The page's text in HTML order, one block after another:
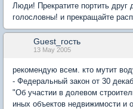
Люди! Прекратите портить друг
голословны! и прекращайте
Guest_гость
13 May 2005
рекомендую всем. кто мутит
- Федеральный закон от 30
"Об участии в долевом
иных объектов недвижимости и